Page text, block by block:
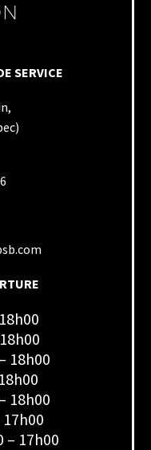
SERVICE
18h00
18h00
– 17h00